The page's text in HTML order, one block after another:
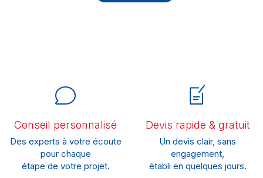
Conseil personnalisé
Des experts à votre écoute
pour chaque
étape de votre projet.
Devis rapide & gratuit
Un devis clair, sans
engagement,
établi en quelques jours.